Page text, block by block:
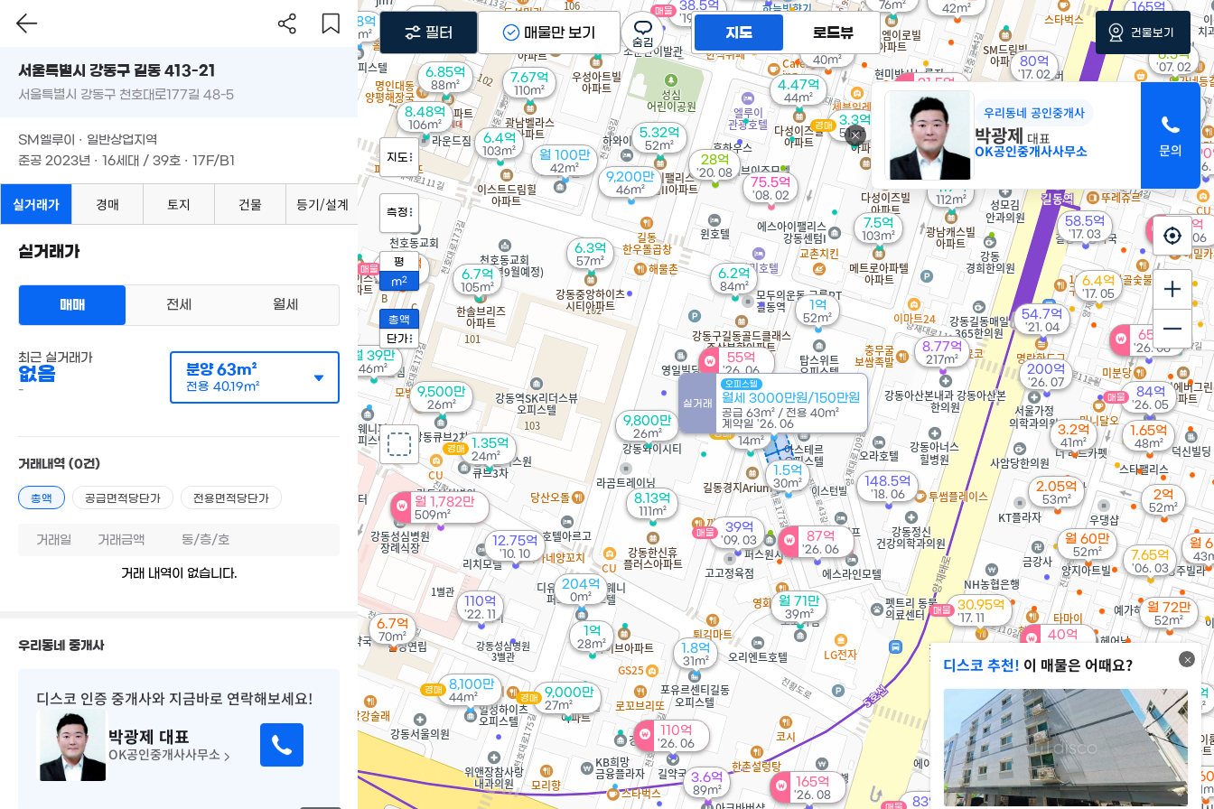
2억
14m²
경매
165억
'26. 08
105억
'26. 08
1.35억
24m²
경매
8,100만
44m²
경매
3.3억
51m²
경매
9,000만
27m²
경매
200억
'26. 07
월 100만
42m²
월 71만
39m²
4.47억
44m²
1억
28m²
월
1.4억
32m²
경매
98m²
월 39만
46m²
42m²
40억
'26. 06
65억
'26. 06
40억
83억
매물
31.5억
'26. 06
87억
'26. 06
38.5억
'19. 10
매물
16.5억
68m²
매물
55억
'26. 06
39억
'09. 03
매물
110억
'26. 06
1억
52m²
월 60만
52m²
월 72만
52m²
6.2억
84m²
6억
실거래
오피스텔
월세 3000만원/150만원
공급 63m² / 전용 40m²
계약일 '26. 06
30.95억
'17. 11
매물
7.5억
103m²
84억
'26. 05
매물
9,500만
26m²
3.43억
8.48억
106m²
8.13억
111m²
월
6.85억
88m²
6.88억
100m²
1.38억
63m²
76m²
5.32억
52m²
11.85억
6.4억
103m²
6.7억
105m²
9,200만
46m²
6.3억
57m²
4.9억
112m²
2억
52m²
7.67억
110m²
1.65억
48m²
월 1,782만
509m²
9,800만
26m²
1.8억
31m²
1.65억
31m²
2.05억
53m²
1.5억
30m²
40m²
110억
'22. 11
3.6억
89m²
3.2억
41m²
204억
0m²
54.7억
'21. 04
7.35억
113m²
28억
'20. 08
6.7억
70m²
165억
148.5억
'18. 06
6.4억
'17. 05
58.5억
'17. 03
8.77억
217m²
80억
'17. 02
'16. 08
1.15억
47m²
12.75억
'10. 10
75.5억
'08. 02
6.5억
'07. 02
7.65억
'06. 03
디스코 추천! 이 매물은 어때요?
우리동네 공인중개사
박광제 대표
OK공인중개사사무소
지도 로드뷰
지도
측정
평
m2
총액
단가
필터 매물만 보기 건물보기
서울특별시 강동구 길동 413-21
서울특별시 강동구 천호대로177길 48-5
SM엘루이 · 일반상업지역
준공 2023년 · 16세대 / 39호 · 17F/B1
실거래가 경매 토지 건물 등기/설계
실거래가
매매 전세 월세
최근 실거래가
없음
-
분양63m²
전용 40.19m²
거래내역 (0건)
총액 공급면적당단가 전용면적당단가
거래일 거래금액 동/층/호
거래 내역이 없습니다.
우리동네 중개사
디스코 인증 중개사와 지금바로 연락해보세요!
박광제 대표
OK공인중개사사무소